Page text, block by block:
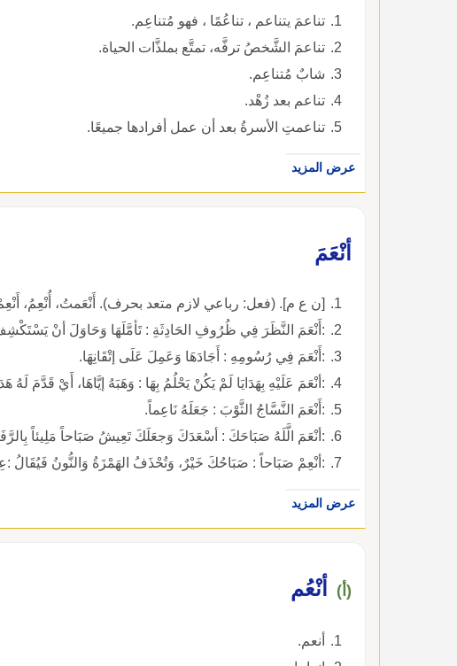
تناعمَ يتناعم ، تناعُمًا ، فهو مُتناعِم.
تناعمَ الشَّخصُ ترفَّه، تمتَّع بملذَّات الحياة.
شابٌ مُتناعِم.
تناعم بعد زُهْد.
تناعمتِ الأسرةُ بعد أن عمل أفرادها جميعًا.
عرض المزيد
أنْعَمَ
[ن ع م]. (فعل: رباعي لازم متعد بحرف). أَنْعَمتُ، أُنْعِمُ،
:أَنْعَمَ النَّظَرَ فِي ظُرُوفِ الحَادِثَةِ : تَأمَّلَهَا وَحَاوَلَ أنْ يَسْتَكْشِفَ
:أَنْعَمَ فِي رُسُومِهِ : أَجَادَهَا وَعَمِلَ عَلَى إتْقَانِهَا.
:أنْعَمَ عَلَيْهِ بِهَدَايَا لَمْ يَكُنْ يَحْلُمُ بِهَا : وَهَبَهُ إيَّاهَا، أَيْ قَدَّمَ لَهُ
:أَنْعَمَ النَّسَّاجُ الثَّوْبَ : جَعَلَهُ نَاعِماً.
:أنْعَمَ الَّلَهُ صَبَاحَكَ : أسْعَدَكَ وَجعَلَكَ تَعِيشُ صَبَاحاً مَلِيئاً
:أنْعِمْ صَبَاحاً : صَبَاحُكَ خَيْرٌ، وَتُحْذَفُ الهَمْزَةُ وَالنُّونُ فَيُقَالُ
عرض المزيد
(أ) أنْعُم
أنعم.